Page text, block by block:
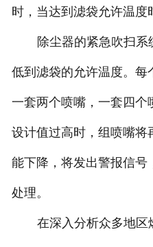
时，当达到滤袋允许温度
除尘器的紧急吹扫
低到滤袋的允许温度。每
一套两个喷嘴，一套四个
设计值过高时，组喷嘴将
能下降，将发出警报信号
处理。
在深入分析众多地区